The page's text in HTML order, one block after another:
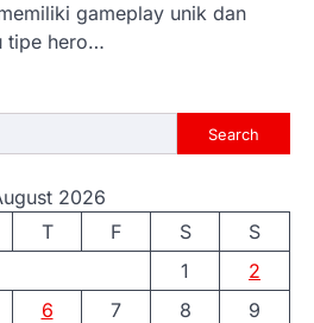
gameplay unik dan
tipe hero…
Search
2026
T F S
S
1
2
6 7 8
9